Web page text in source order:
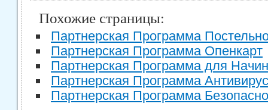
Похожие страницы:
Партнерская Программа
Партнерская Программа Опенкарт
Партнерская Программа для
Партнерская Программа Антивирус
Партнерская Программа